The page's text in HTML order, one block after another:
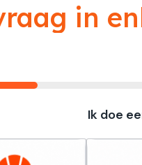
in
Ik doe